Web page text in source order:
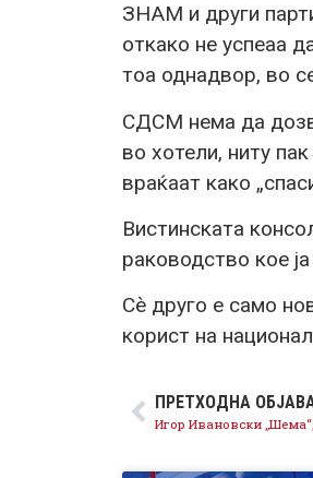
ЗНАМ и други
откако не успеаа
тоа однадвор, во
СДСМ нема да
во хотели, ниту
враќаат како
Вистинската
раководство кое
Сè друго е само
корист на
ПРЕТХОДНА